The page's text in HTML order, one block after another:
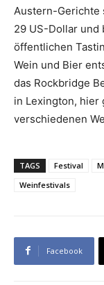
Austern-
29 US-Dollar und
öffentlichen
Wein und Bier
das Rockbridge
in Lexington, hier
verschiedenen
TAGS Festival
Weinfestivals
Facebook